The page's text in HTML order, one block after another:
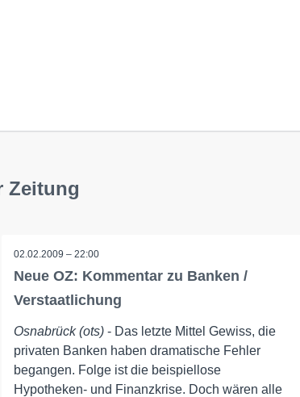
Zeitung
02.02.2009 – 22:00
Neue OZ: Kommentar zu Banken /
Verstaatlichung
Osnabrück (ots)- Das letzte Mittel Gewiss, die
privaten Banken haben dramatische Fehler
begangen. Folge ist die beispiellose
Hypotheken- und Finanzkrise. Doch wären alle